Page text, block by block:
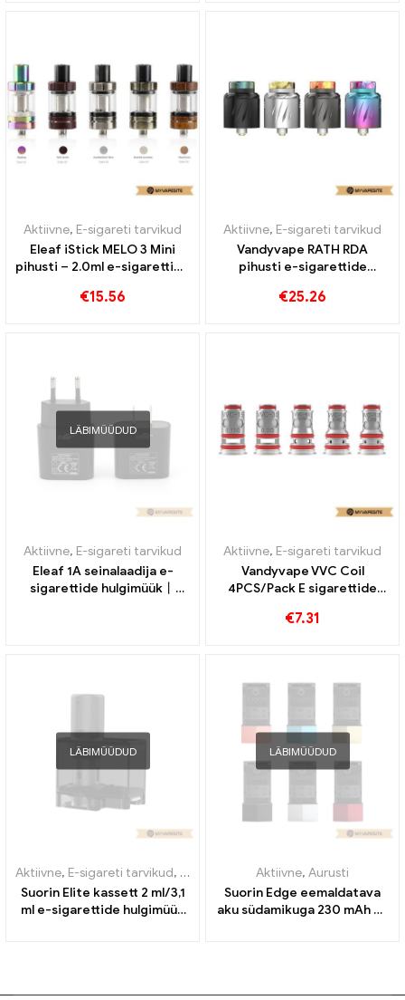
Aktiivne, E-sigareti tarvikud
Eleaf iStick MELO 3 Mini
pihusti – 2.0ml e-sigarettide
€15.56
Aktiivne, E-sigareti tarvikud
Vandyvape RATH RDA
pihusti e-sigarettide
€25.26
LÄBIMÜÜDUD
Aktiivne, E-sigareti tarvikud
Eleaf 1A seinalaadija e-
sigarettide hulgimüük丨
Aktiivne, E-sigareti tarvikud
Vandyvape VVC Coil
4PCS/Pack E sigarettide
€7.31
LÄBIMÜÜDUD
Aktiivne, E-sigareti tarvikud, Aurusti
Suorin Elite kassett 2 ml/3,1
ml e-sigarettide hulgimüük
LÄBIMÜÜDUD
Aktiivne, Aurusti
Suorin Edge eemaldatava
aku südamikuga 230 mAh e-